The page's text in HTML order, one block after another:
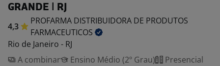
GRANDE | RJ
4,3
PROFARMA DISTRIBUIDORA DE PRODUTOS
FARMACEUTICOS
Rio de Janeiro - RJ
A combinar
Ensino Médio (2º Grau) Presencial